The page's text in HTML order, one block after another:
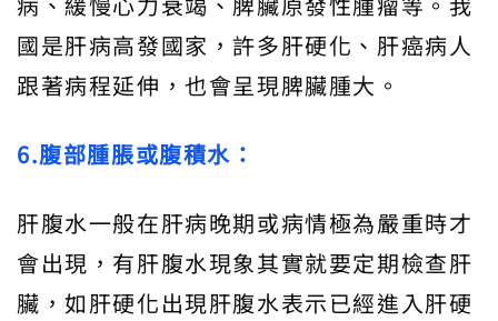
國是肝病高發國家，許多肝硬化、肝癌病人
跟著病程延伸，也會呈現脾臟腫大。
6.腹部腫脹或腹積水：
肝腹水一般在肝病晚期或病情極為嚴重時才
會出現，有肝腹水現象其實就要定期檢查肝
臟，如肝硬化出現肝腹水表示已經進入肝硬